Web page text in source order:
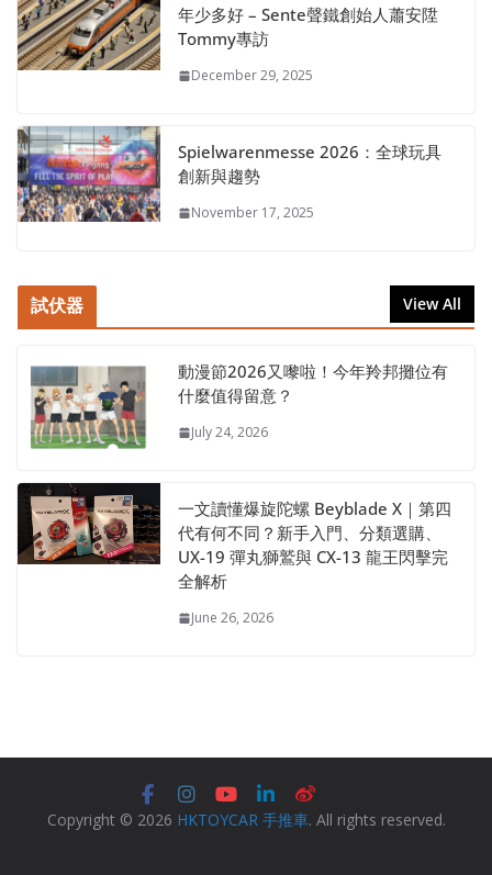
年少多好 – Sente聲鐵創始人蕭安陞
Tommy專訪
December 29, 2025
Spielwarenmesse 2026：全球玩具
創新與趨勢
November 17, 2025
試伏器 View All
動漫節2026又嚟啦！今年羚邦攤位有
什麼值得留意？
July 24, 2026
一文讀懂爆旋陀螺 Beyblade X｜第四
代有何不同？新手入門、分類選購、
UX-19 彈丸獅鷲與 CX-13 龍王閃擊完
全解析
June 26, 2026
Copyright © 2026 HKTOYCAR 手推車. All rights reserved.